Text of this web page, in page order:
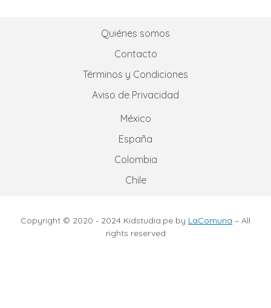
Quiénes somos
Contacto
Términos y Condiciones
Aviso de Privacidad
México
España
Colombia
Chile
Copyright © 2020 - 2024 Kidstudia.pe by LaComuna – All
rights reserved